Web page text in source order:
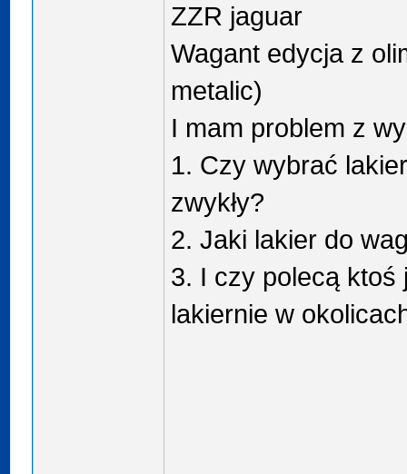
ZZR jaguar
Wagant edycja z
metalic)
I mam problem z
1. Czy wybrać
zwykły?
2. Jaki lakier do
3. I czy polecą ktoś
lakiernie w